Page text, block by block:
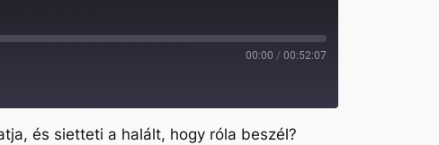
00:00 / 00:52:07
és sietteti a halált, hogy róla beszél?